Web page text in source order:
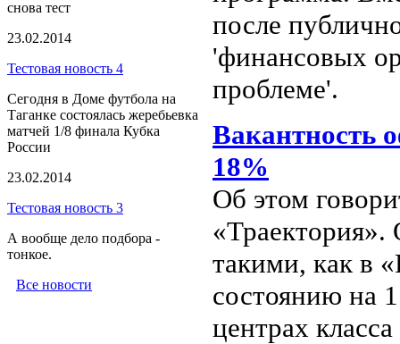
снова тест
23.02.2014
Тестовая новость 4
Сегодня в Доме футбола на
Таганке состоялась жеребьевка
матчей 1/8 финала Кубка
России
23.02.2014
Тестовая новость 3
А вообще дело подбора -
тонкое.
Все новости
после
'финансовых
проблеме'.
Вакантность
18%
Об этом
такими, как в
состоянию на
центрах